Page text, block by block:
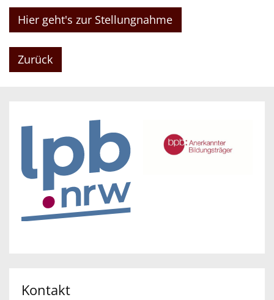
Hier geht's zur Stellungnahme
Zurück
Kontakt